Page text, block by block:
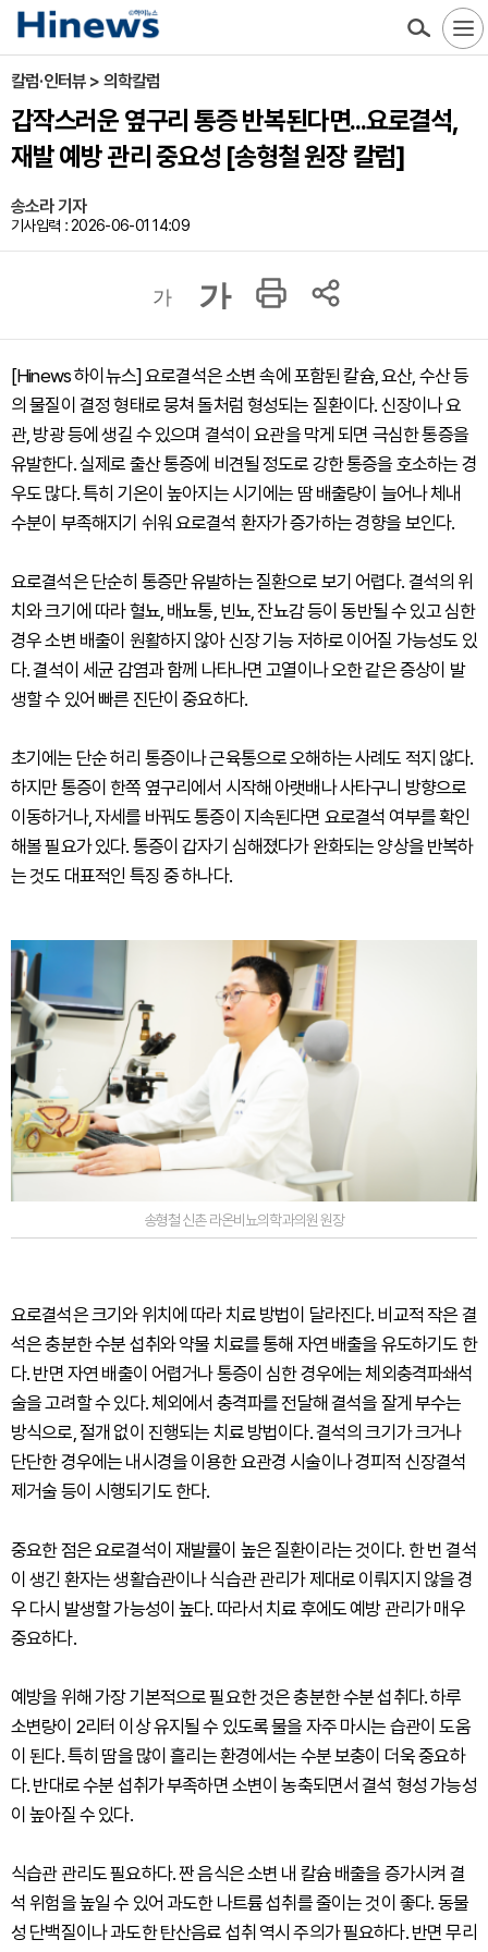
칼럼·인터뷰 > 의학칼럼
갑작스러운 옆구리 통증 반복된다면...요로결석,
재발 예방 관리 중요성 [송형철 원장 칼럼]
송소라 기자
기사입력 : 2026-06-01 14:09
가 가
[Hinews 하이뉴스] 요로결석은 소변 속에 포함된 칼슘, 요산, 수산 등
의 물질이 결정 형태로 뭉쳐 돌처럼 형성되는 질환이다. 신장이나 요
관, 방광 등에 생길 수 있으며 결석이 요관을 막게 되면 극심한 통증을
유발한다. 실제로 출산 통증에 비견될 정도로 강한 통증을 호소하는 경
우도 많다. 특히 기온이 높아지는 시기에는 땀 배출량이 늘어나 체내
수분이 부족해지기 쉬워 요로결석 환자가 증가하는 경향을 보인다.
요로결석은 단순히 통증만 유발하는 질환으로 보기 어렵다. 결석의 위
치와 크기에 따라 혈뇨, 배뇨통, 빈뇨, 잔뇨감 등이 동반될 수 있고 심한
경우 소변 배출이 원활하지 않아 신장 기능 저하로 이어질 가능성도 있
다. 결석이 세균 감염과 함께 나타나면 고열이나 오한 같은 증상이 발
생할 수 있어 빠른 진단이 중요하다.
초기에는 단순 허리 통증이나 근육통으로 오해하는 사례도 적지 않다.
하지만 통증이 한쪽 옆구리에서 시작해 아랫배나 사타구니 방향으로
이동하거나, 자세를 바꿔도 통증이 지속된다면 요로결석 여부를 확인
해볼 필요가 있다. 통증이 갑자기 심해졌다가 완화되는 양상을 반복하
는 것도 대표적인 특징 중 하나다.
송형철 신촌 라온비뇨의학과의원 원장
요로결석은 크기와 위치에 따라 치료 방법이 달라진다. 비교적 작은 결
석은 충분한 수분 섭취와 약물 치료를 통해 자연 배출을 유도하기도 한
다. 반면 자연 배출이 어렵거나 통증이 심한 경우에는 체외충격파쇄석
술을 고려할 수 있다. 체외에서 충격파를 전달해 결석을 잘게 부수는
방식으로, 절개 없이 진행되는 치료 방법이다. 결석의 크기가 크거나
단단한 경우에는 내시경을 이용한 요관경 시술이나 경피적 신장결석
제거술 등이 시행되기도 한다.
중요한 점은 요로결석이 재발률이 높은 질환이라는 것이다. 한 번 결석
이 생긴 환자는 생활습관이나 식습관 관리가 제대로 이뤄지지 않을 경
우 다시 발생할 가능성이 높다. 따라서 치료 후에도 예방 관리가 매우
중요하다.
예방을 위해 가장 기본적으로 필요한 것은 충분한 수분 섭취다. 하루
소변량이 2리터 이상 유지될 수 있도록 물을 자주 마시는 습관이 도움
이 된다. 특히 땀을 많이 흘리는 환경에서는 수분 보충이 더욱 중요하
다. 반대로 수분 섭취가 부족하면 소변이 농축되면서 결석 형성 가능성
이 높아질 수 있다.
식습관 관리도 필요하다. 짠 음식은 소변 내 칼슘 배출을 증가시켜 결
석 위험을 높일 수 있어 과도한 나트륨 섭취를 줄이는 것이 좋다. 동물
성 단백질이나 과도한 탄산음료 섭취 역시 주의가 필요하다. 반면 무리